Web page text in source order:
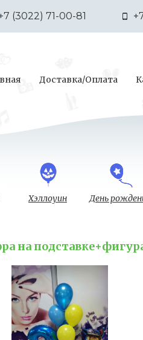
(3022) 71-00-81
Доставка/Оплата
Хэллоуин День
на